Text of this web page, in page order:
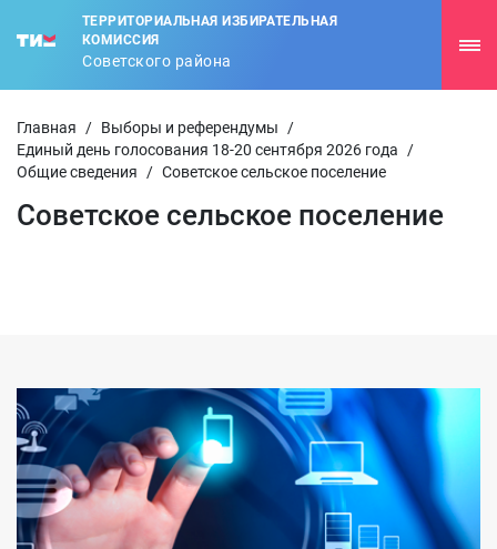
ТЕРРИТОРИАЛЬНАЯ ИЗБИРАТЕЛЬНАЯ
КОМИССИЯ
Советского района
Главная / Выборы и референдумы
/
Единый день голосования 18-20 сентября 2026 года
/
Общие сведения
/ Советское сельское поселение
Советское сельское поселение